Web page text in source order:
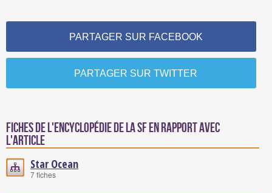
PARTAGER SUR FACEBOOK
PARTAGER SUR TWITTER
Fiches de l'encyclopédie de la SF en rapport avec
l'article
Star Ocean
7 fiches